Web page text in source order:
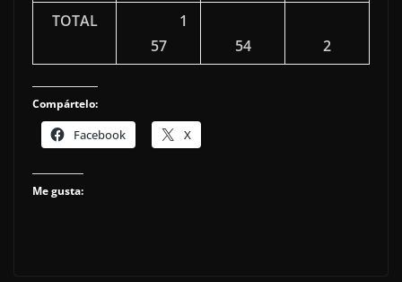
TOTAL
1
57
54 2
Compártelo:
Facebook X
Me gusta: